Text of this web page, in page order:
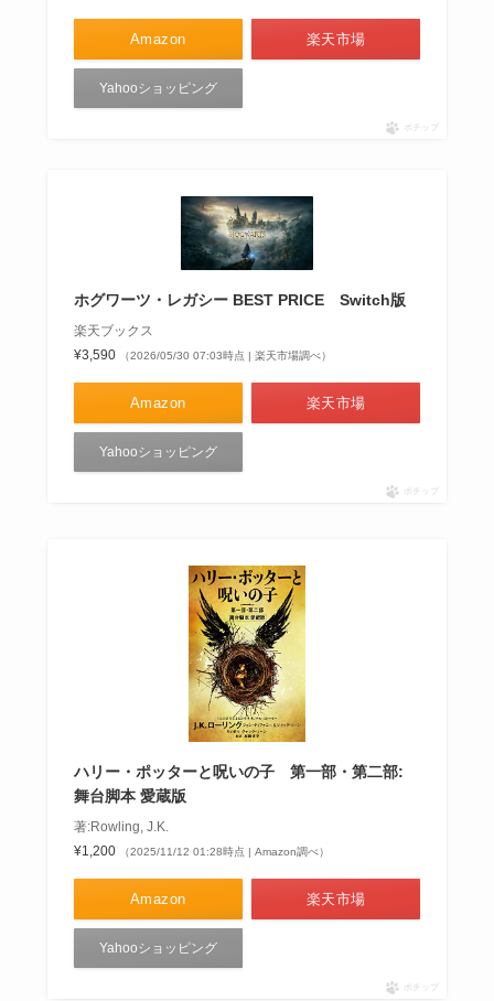
Amazon 楽天市場
Yahooショッピング
ポチップ
ホグワーツ・レガシー BEST PRICE Switch版
楽天ブックス
¥3,590
（2026/05/30 07:03時点 | 楽天市場調べ）
Amazon 楽天市場
Yahooショッピング
ポチップ
ハリー・ポッターと呪いの子 第一部・第二部:
舞台脚本 愛蔵版
著:Rowling, J.K.
¥1,200
（2025/11/12 01:28時点 | Amazon調べ）
Amazon 楽天市場
Yahooショッピング
ポチップ